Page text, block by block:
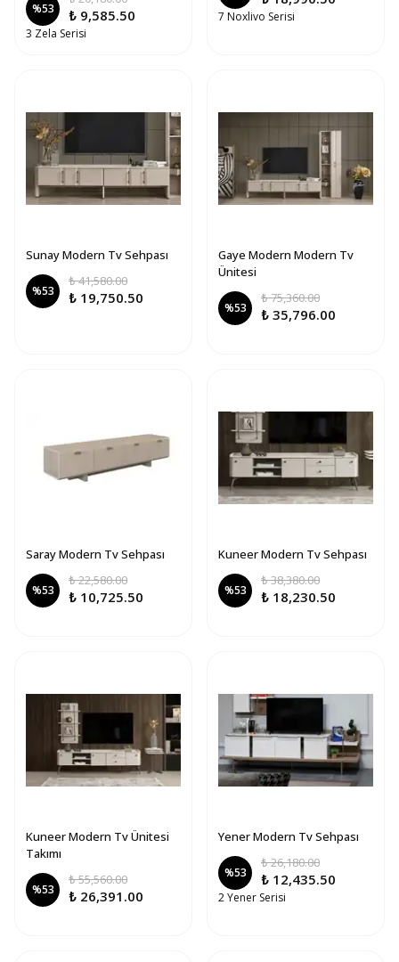
%53 ₺ 9,585.50
3 Zela Serisi
7 Noxlivo Serisi
Sunay Modern Tv Sehpası
%53
₺ 41,580.00
₺ 19,750.50
Gaye Modern Modern Tv
Ünitesi
%53
₺ 75,360.00
₺ 35,796.00
Saray Modern Tv Sehpası
%53
₺ 22,580.00
₺ 10,725.50
Kuneer Modern Tv Sehpası
%53
₺ 38,380.00
₺ 18,230.50
Kuneer Modern Tv Ünitesi
Takımı
%53
₺ 55,560.00
₺ 26,391.00
Yener Modern Tv Sehpası
%53
₺ 26,180.00
₺ 12,435.50
2 Yener Serisi